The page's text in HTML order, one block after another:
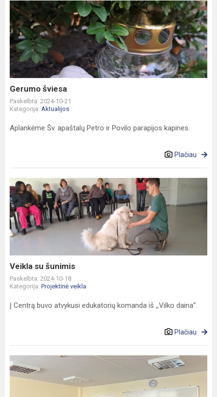
Gerumo
šviesa
Gerumo šviesa
Paskelbta: 2024-10-21
Kategorija: Aktualijos
Aplankėme Šv. apaštalų Petro ir Povilo parapijos kapines.
Plačiau
Veikla
su
šunimis
Veikla su šunimis
Paskelbta: 2024-10-18
Kategorija: Projektinė veikla
Į Centrą buvo atvykusi edukatorių komanda iš ,,Vilko daina“.
Plačiau
Lytiškumo
ugdymo
pamoka